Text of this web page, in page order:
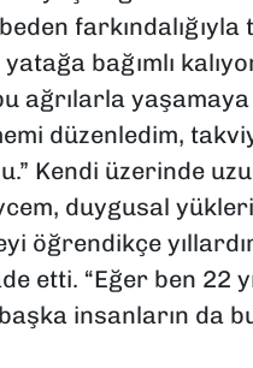
farkındalığıyla
bağımlı
ağrılarla
düzenledim,
Kendi üzerinde
duygusal
öğrendikçe
etti. “Eğer ben 22
insanların da